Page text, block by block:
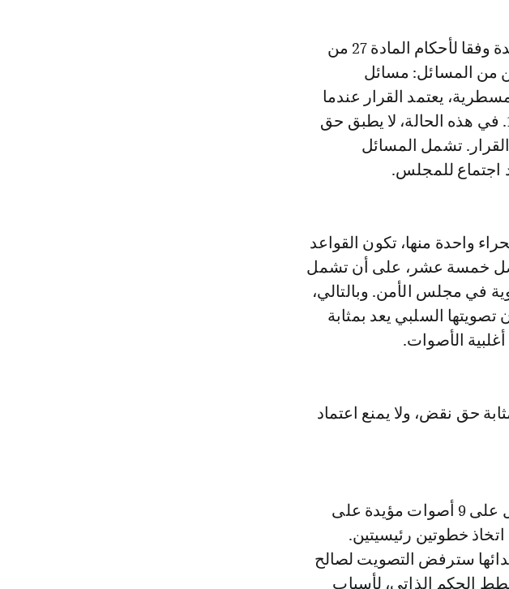
يتم التصويت داخل مجلس الأمن التابع للأمم المتحدة وفقا لأحكام المادة 27 من
من المسائل: مسائل
يعتمد القرار عندما
يحصل على 9 أصوات مؤيدة على الأقل من أصل 15. في هذه الحالة، لا يطبق حق
تشمل المسائل
اجتماع للمجلس.
واحدة منها، تكون القواعد
على 9 أصوات من أصل خمسة عشر، على أن تشمل
في مجلس الأمن. وبالتالي،
السلبي يعد بمثابة
الأصوات.
حق نقض، ولا يمنع اعتماد
بالنسبة للمغرب، هذا يشكل تحديا مزدوجا: الحصول على 9 أصوات مؤيدة على
خطوتين رئيسيتين.
سترفض التصويت لصالح
الحكم الذاتي، لأسباب